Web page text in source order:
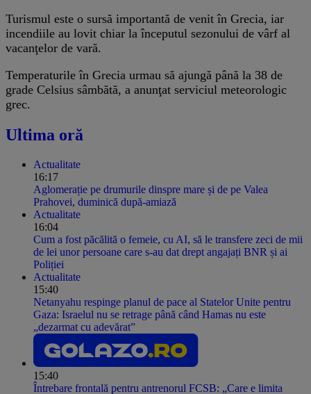
Turismul este o sursă importantă de venit în Grecia, iar
incendiile au lovit chiar la începutul sezonului de vârf al
vacanţelor de vară.
Temperaturile în Grecia urmau să ajungă până la 38 de
grade Celsius sâmbătă, a anunţat serviciul meteorologic
grec.
Ultima oră
Actualitate
16:17
Aglomerație pe drumurile dinspre mare și de pe Valea
Prahovei, duminică după-amiază
Actualitate
16:04
Cum a fost păcălită o femeie, cu AI, să le transfere zeci de mii
de lei unor persoane care s-au dat drept angajați BNR și ai
Poliției
Actualitate
15:40
Netanyahu respinge planul de pace al Statelor Unite pentru
Gaza: Israelul nu se retrage până când Hamas nu este
„dezarmat cu adevărat”
15:40
Întrebare frontală pentru antrenorul FCSB: „Care e limita